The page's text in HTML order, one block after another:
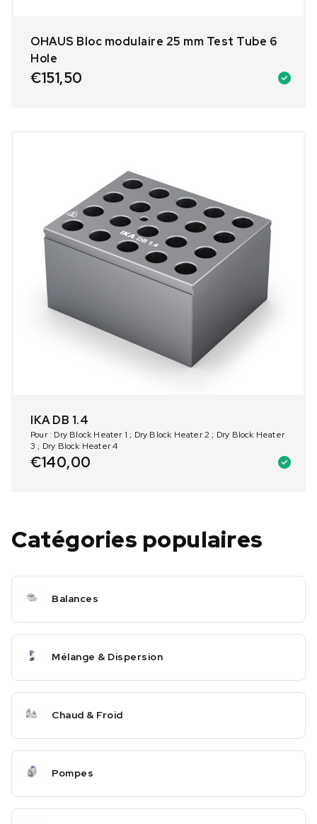
OHAUS Bloc modulaire 25 mm Test Tube 6
Hole
€151,50
IKA DB 1.4
Pour : Dry Block Heater 1 ; Dry Block Heater 2 ; Dry Block Heater
3 ; Dry Block Heater 4
€140,00
Catégories populaires
Balances
Mélange & Dispersion
Chaud & Froid
Pompes